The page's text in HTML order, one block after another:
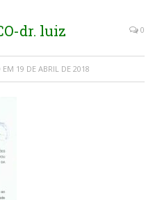
dr. luiz 0
EM 19 DE ABRIL DE 2018